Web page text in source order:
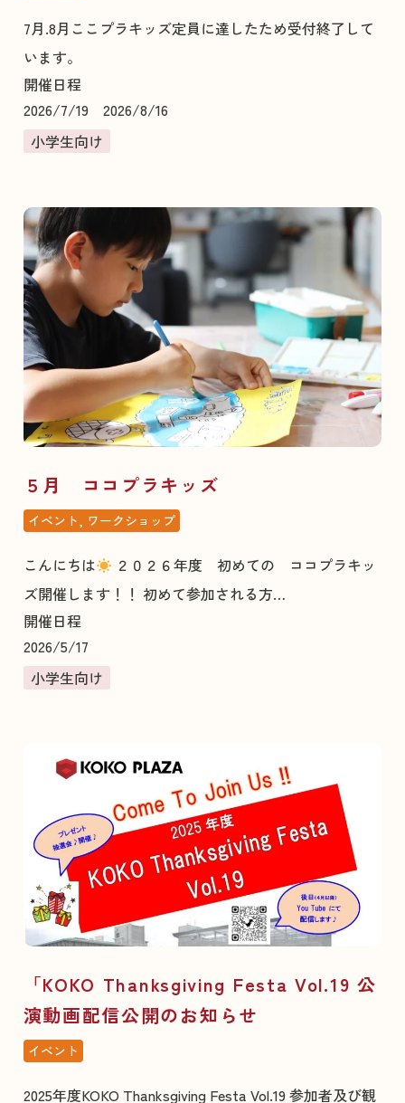
7月.8月ここプラキッズ定員に達したため受付終了して
います。
開催日程
2026/7/19 2026/8/16
小学生向け
５月 ココプラキッズ
イベント, ワークショップ
こんにちは
２０２６年度 初めての ココプラキッ
ズ開催します！！ 初めて参加される方…
開催日程
2026/5/17
小学生向け
「KOKO Thanksgiving Festa Vol.19 公
演動画配信公開のお知らせ
イベント
2025年度KOKO Thanksgiving Festa Vol.19 参加者及び観